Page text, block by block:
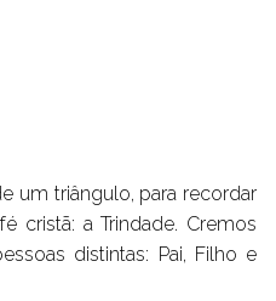
um triângulo, para recordar
cristã: a Trindade. Cremos
distintas: Pai, Filho e